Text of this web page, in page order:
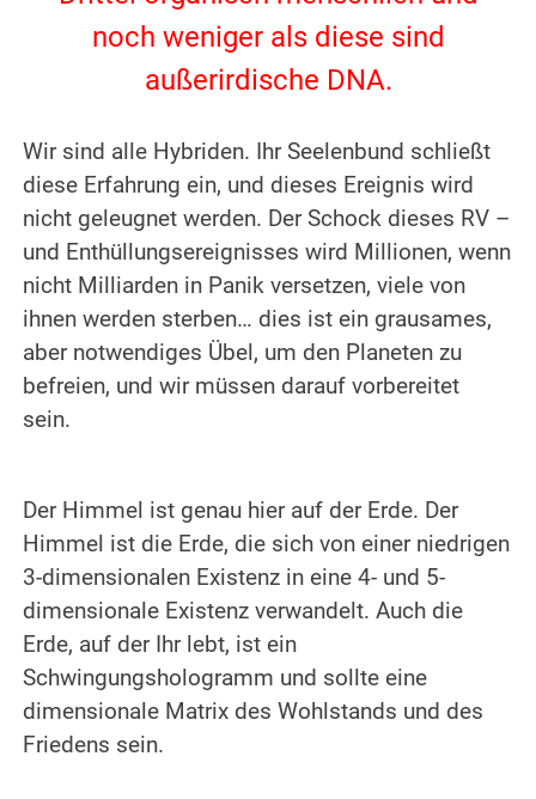
noch weniger als diese sind
außerirdische DNA.
Wir sind alle Hybriden. Ihr Seelenbund schließt
diese Erfahrung ein, und dieses Ereignis wird
nicht geleugnet werden. Der Schock dieses RV –
und Enthüllungsereignisses wird Millionen, wenn
nicht Milliarden in Panik versetzen, viele von
ihnen werden sterben… dies ist ein grausames,
aber notwendiges Übel, um den Planeten zu
befreien, und wir müssen darauf vorbereitet
sein.
Der Himmel ist genau hier auf der Erde. Der
Himmel ist die Erde, die sich von einer niedrigen
3-dimensionalen Existenz in eine 4- und 5-
dimensionale Existenz verwandelt.Auch die
Erde, auf der Ihr lebt, ist ein
Schwingungshologramm und sollte eine
dimensionale Matrix des Wohlstands und des
Friedens sein.